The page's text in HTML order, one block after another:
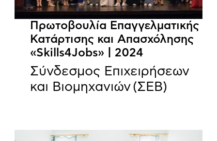
Πρωτοβουλία Επαγγελματικής
Κατάρτισης και Απασχόλησης
«Skills4Jobs» | 2024
Σύνδεσμος Επιχειρήσεων
και Βιομηχανιών (ΣΕΒ)